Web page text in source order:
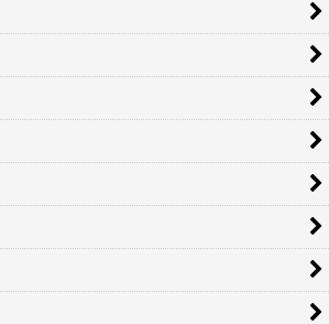
指定となります。それ以前の日時指定をご希
をお願いします。
時について
ル一覧表(PDF)
一覧表(PDF)